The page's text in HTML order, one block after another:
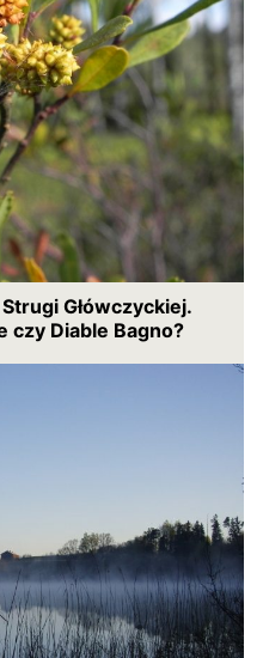
Główczyckiej.
czy Diable Bagno?